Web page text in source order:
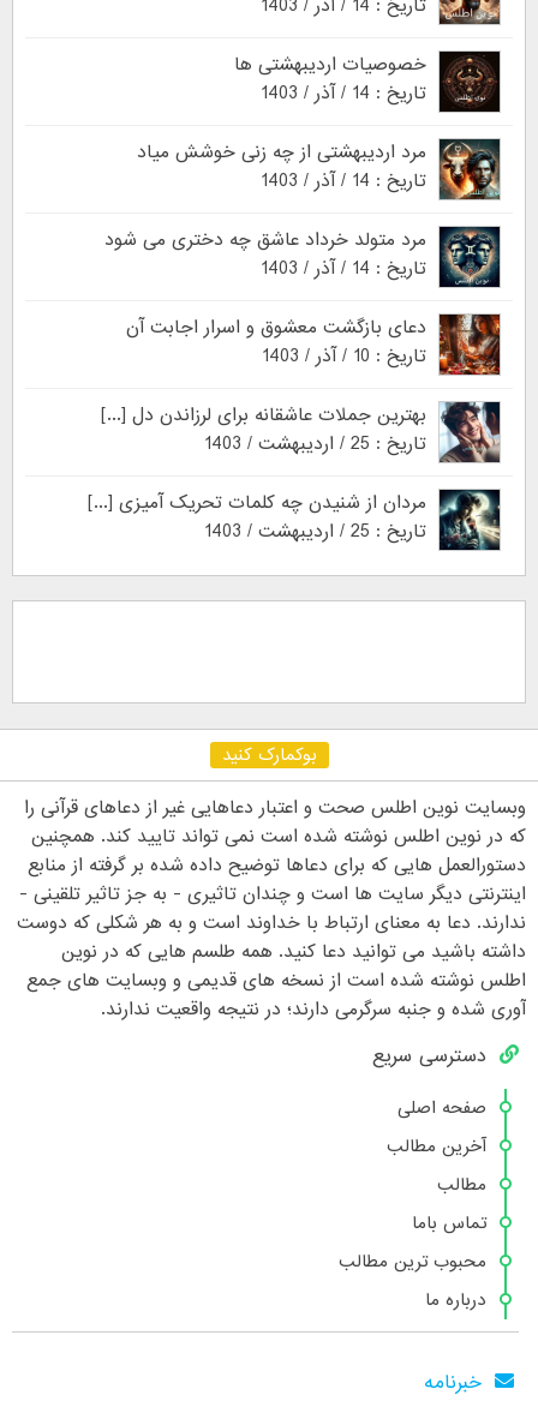
تاریخ : 14 / آذر / 1403
خصوصیات اردیبهشتی ها
تاریخ : 14 / آذر / 1403
مرد اردیبهشتی از چه زنی خوشش میاد
تاریخ : 14 / آذر / 1403
مرد متولد خرداد عاشق چه دختری می شود
تاریخ : 14 / آذر / 1403
دعای بازگشت معشوق و اسرار اجابت آن
تاریخ : 10 / آذر / 1403
بهترین جملات عاشقانه برای لرزاندن دل [...]
تاریخ : 25 / اردیبهشت / 1403
مردان از شنیدن چه کلمات تحریک آمیزی [...]
تاریخ : 25 / اردیبهشت / 1403
بوکمارک کنید
وبسایت نوین اطلس صحت و اعتبار دعاهایی غیر از دعاهای قرآنی را
که در نوین اطلس نوشته شده است نمی تواند تایید کند. همچنین
دستورالعمل هایی که برای دعاها توضیح داده شده بر گرفته از منابع
اینترنتی دیگر سایت ها است و چندان تاثیری - به جز تاثیر تلقینی -
ندارند. دعا به معنای ارتباط با خداوند است و به هر شکلی که دوست
داشته باشید می توانید دعا کنید. همه طلسم هایی که در نوین
اطلس نوشته شده است از نسخه های قدیمی و وبسایت های جمع
آوری شده و جنبه سرگرمی دارند؛ در نتیجه واقعیت ندارند.
دسترسی سریع
صفحه اصلی
آخرین مطالب
مطالب
تماس باما
محبوب ترین مطالب
درباره ما
خبرنامه